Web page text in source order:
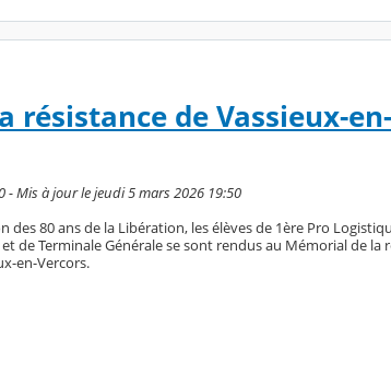
de Vassieux-en-
- Mis à jour le jeudi 5 mars 2026 19:50
des 80 ans de la Libération, les élèves de 1ère Pro
de Terminale Générale se sont rendus au Mémorial de la
en-Vercors.